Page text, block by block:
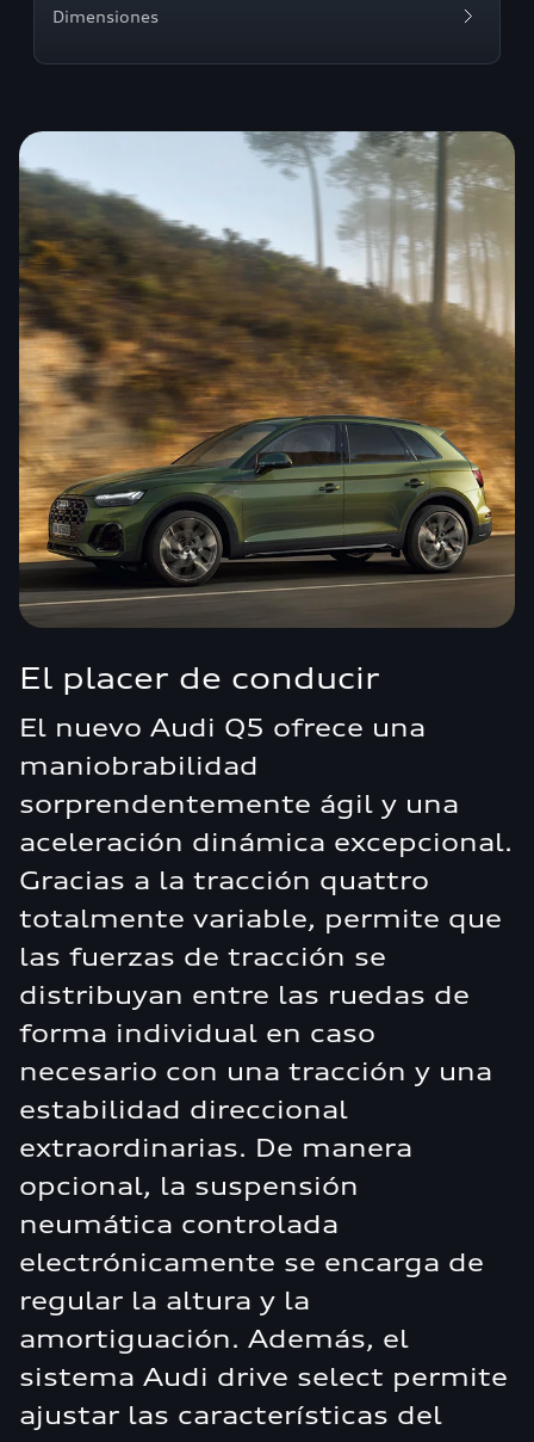
Dimensiones
El placer de conducir
El nuevo Audi Q5 ofrece una
maniobrabilidad
sorprendentemente ágil y una
aceleración dinámica excepcional.
Gracias a la tracción quattro
totalmente variable, permite que
las fuerzas de tracción se
distribuyan entre las ruedas de
forma individual en caso
necesario con una tracción y una
estabilidad direccional
extraordinarias. De manera
opcional, la suspensión
neumática controlada
electrónicamente se encarga de
regular la altura y la
amortiguación. Además, el
sistema Audi drive select permite
ajustar las características del